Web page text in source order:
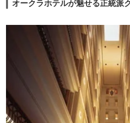
オークラホテルが魅せる正統派